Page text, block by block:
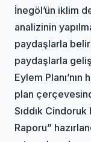
İnegöl’ün iklim
analizinin
paydaşlarla
paydaşlarla
Eylem
plan
Sıddık Cindoruk
Raporu”